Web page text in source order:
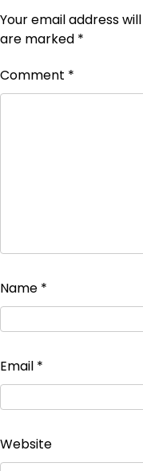
Your email address
are marked *
Comment *
Name *
Email *
Website